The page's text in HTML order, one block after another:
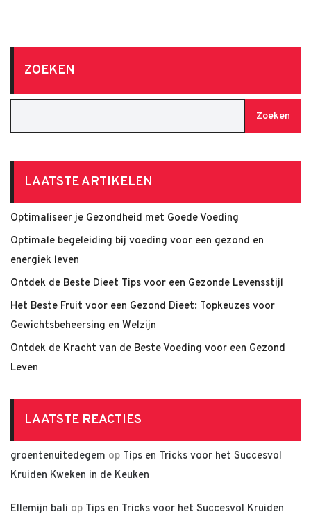
ZOEKEN
Zoeken
LAATSTE ARTIKELEN
Optimaliseer je Gezondheid met Goede Voeding
Optimale begeleiding bij voeding voor een gezond en
energiek leven
Ontdek de Beste Dieet Tips voor een Gezonde Levensstijl
Het Beste Fruit voor een Gezond Dieet: Topkeuzes voor
Gewichtsbeheersing en Welzijn
Ontdek de Kracht van de Beste Voeding voor een Gezond
Leven
LAATSTE REACTIES
groentenuitedegem op Tips en Tricks voor het Succesvol
Kruiden Kweken in de Keuken
Ellemijn bali op Tips en Tricks voor het Succesvol Kruiden